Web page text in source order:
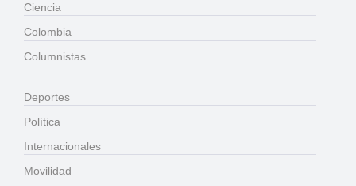
Ciencia
Colombia
Columnistas
Deportes
Política
Internacionales
Movilidad